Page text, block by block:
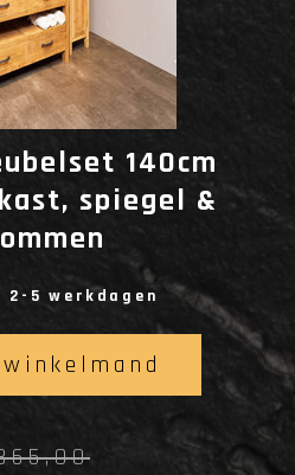
140cm
spiegel &
5 werkdagen